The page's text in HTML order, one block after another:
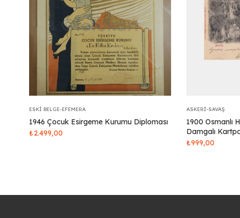
ESKI BELGE-EFEMERA
1946 Çocuk Esirgeme Kurumu Diploması
₺2.499,00
ASKERI-SAVAŞ
1900 Osmanlı
Damgalı
₺999,00